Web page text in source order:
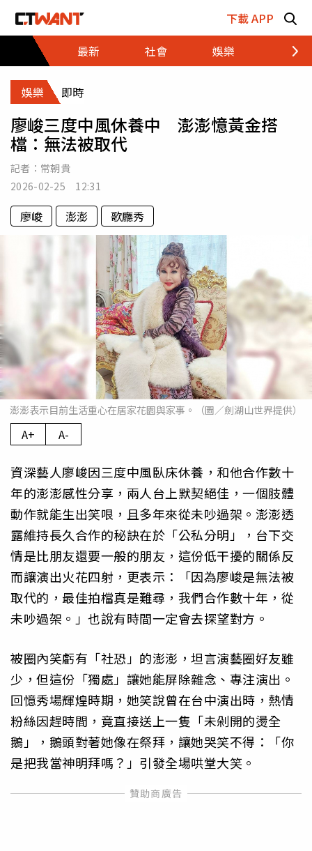
下載 APP
最新
社會 娛樂 財經
娛樂 即時
廖峻三度中風休養中 澎澎憶黃金搭
檔：無法被取代
記者： 常朝貴
2026-02-25 12:31
廖峻 澎澎 歌廳秀
澎澎表示目前生活重心在居家花園與家事。（圖／劍湖山世界提供）
A+ A-
資深藝人廖峻因三度中風臥床休養，和他合作數十
年的澎澎感性分享，兩人台上默契絕佳，一個肢體
動作就能生出笑哏，且多年來從未吵過架。澎澎透
露維持長久合作的秘訣在於「公私分明」，台下交
情是比朋友還要一般的朋友，這份低干擾的關係反
而讓演出火花四射，更表示：「因為廖峻是無法被
取代的，最佳拍檔真是難尋，我們合作數十年，從
未吵過架。」也說有時間一定會去探望對方。
被圈內笑虧有「社恐」的澎澎，坦言演藝圈好友雖
少，但這份「獨處」讓她能屏除雜念、專注演出。
回憶秀場輝煌時期，她笑說曾在台中演出時，熱情
粉絲因趕時間，竟直接送上一隻「未剁開的燙全
鵝」，鵝頭對著她像在祭拜，讓她哭笑不得：「你
是把我當神明拜嗎？」引發全場哄堂大笑。